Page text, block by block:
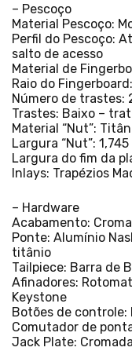
– Pescoço
Material Pescoço:
Perfil do Pescoço:
salto de acesso
Material de
Raio do
Número de trastes:
Trastes: Baixo –
Material “Nut”:
Largura “Nut”:
Largura do fim da
Inlays: Trapézios
– Hardware
Acabamento:
Ponte: Alumínio
titânio
Tailpiece: Barra de
Afinadores:
Keystone
Botões de controle:
Comutador de
Jack Plate: Cromada